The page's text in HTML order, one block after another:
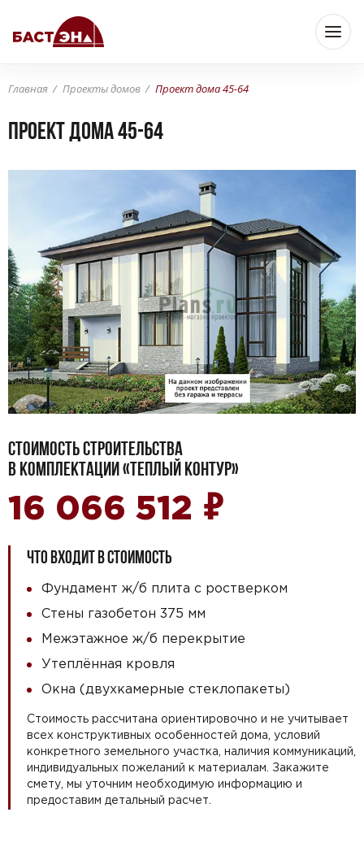
Главная Проекты домов Проект дома 45-64
Проект дома 45-64
СТОИМОСТЬ СТРОИТЕЛЬСТВА
В КОМПЛЕКТАЦИИ «ТЕПЛЫЙ КОНТУР»
16 066 512 ₽
ЧТО ВХОДИТ В СТОИМОСТЬ
Фундамент ж/б плита с ростверком
Стены газобетон 375 мм
Межэтажное ж/б перекрытие
Утеплённая кровля
Окна (двухкамерные стеклопакеты)
Стоимость рассчитана ориентировочно и не учитывает
всех конструктивных особенностей дома, условий
конкретного земельного участка, наличия коммуникаций,
индивидуальных пожеланий к материалам. Закажите
смету, мы уточним необходимую информацию и
предоставим детальный расчет.